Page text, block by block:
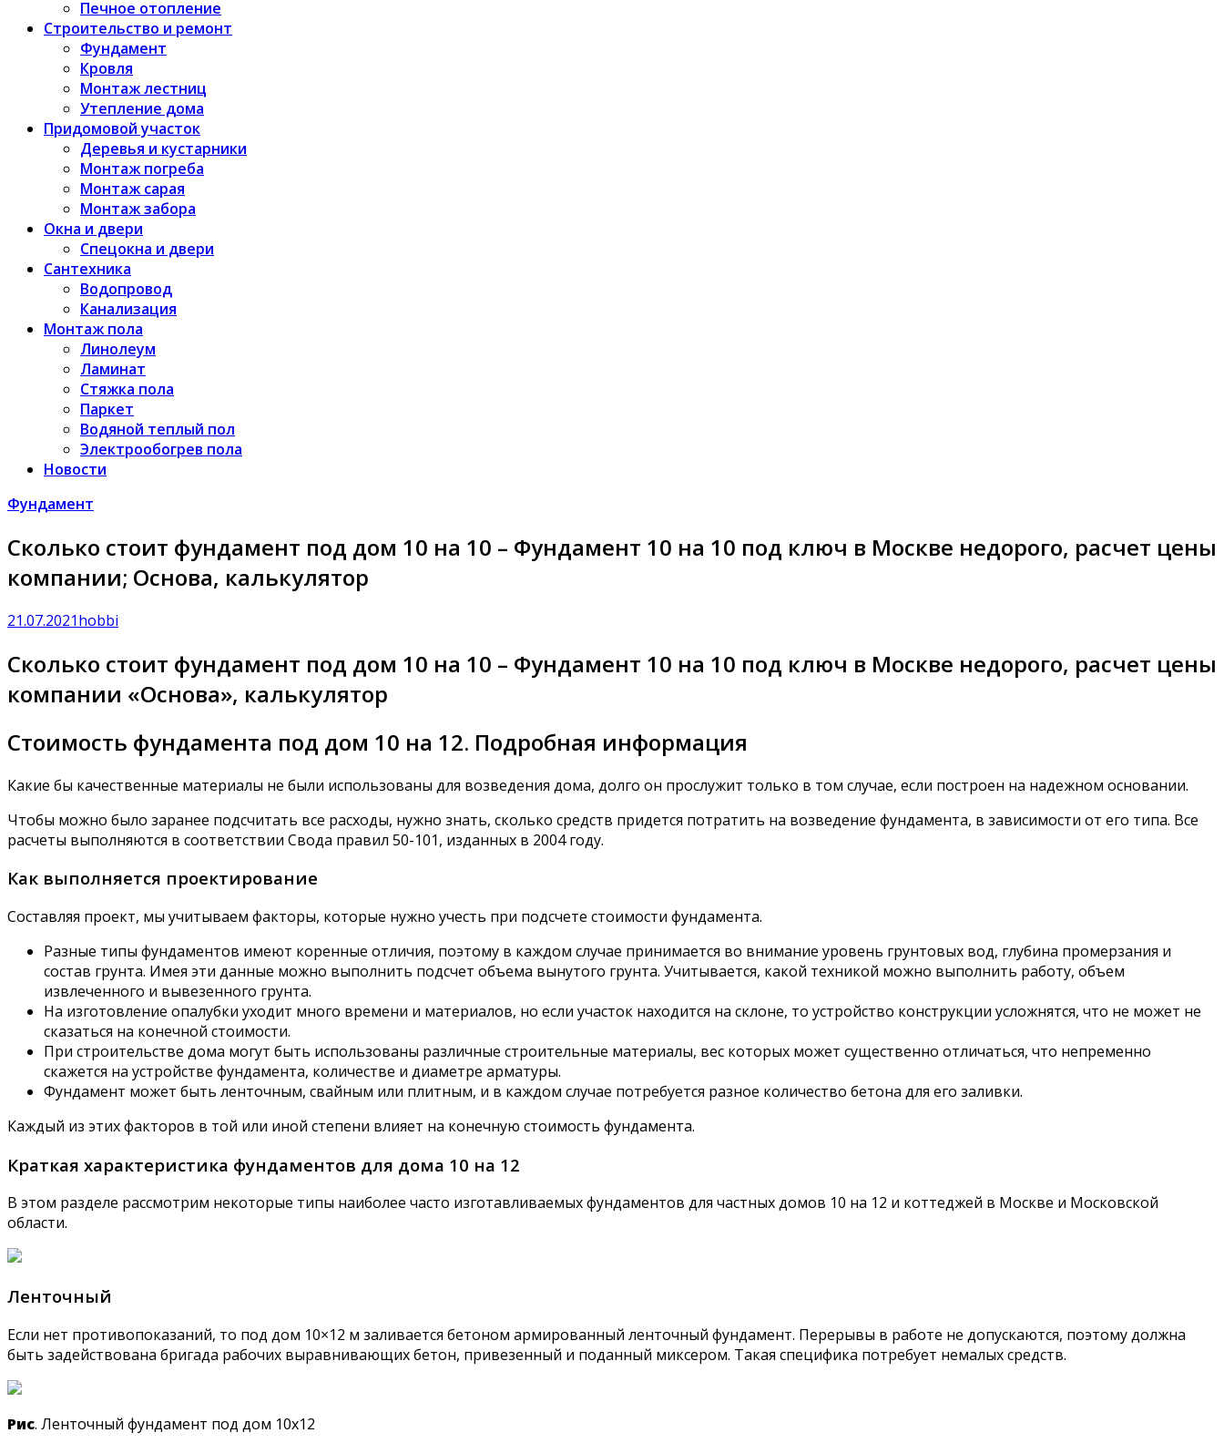
Печное отопление
Строительство и ремонт
Фундамент
Кровля
Монтаж лестниц
Утепление дома
Придомовой участок
Деревья и кустарники
Монтаж погреба
Монтаж сарая
Монтаж забора
Окна и двери
Спецокна и двери
Сантехника
Водопровод
Канализация
Монтаж пола
Линолеум
Ламинат
Стяжка пола
Паркет
Водяной теплый пол
Электрообогрев пола
Новости
Фундамент
Сколько стоит фундамент под дом 10 на 10 – Фундамент 10 на 10 под ключ в Москве недорого, расчет цены
компании; Основа, калькулятор
21.07.2021hobbi
Сколько стоит фундамент под дом 10 на 10 – Фундамент 10 на 10 под ключ в Москве недорого, расчет цены
компании «Основа», калькулятор
Стоимость фундамента под дом 10 на 12. Подробная информация
Какие бы качественные материалы не были использованы для возведения дома, долго он прослужит только в том случае, если построен на надежном основании.
Чтобы можно было заранее подсчитать все расходы, нужно знать, сколько средств придется потратить на возведение фундамента, в зависимости от его типа. Все
расчеты выполняются в соответствии Свода правил 50-101, изданных в 2004 году.
Как выполняется проектирование
Составляя проект, мы учитываем факторы, которые нужно учесть при подсчете стоимости фундамента.
Разные типы фундаментов имеют коренные отличия, поэтому в каждом случае принимается во внимание уровень грунтовых вод, глубина промерзания и
состав грунта. Имея эти данные можно выполнить подсчет объема вынутого грунта. Учитывается, какой техникой можно выполнить работу, объем
извлеченного и вывезенного грунта.
На изготовление опалубки уходит много времени и материалов, но если участок находится на склоне, то устройство конструкции усложнятся, что не может не
сказаться на конечной стоимости.
При строительстве дома могут быть использованы различные строительные материалы, вес которых может существенно отличаться, что непременно
скажется на устройстве фундамента, количестве и диаметре арматуры.
Фундамент может быть ленточным, свайным или плитным, и в каждом случае потребуется разное количество бетона для его заливки.
Каждый из этих факторов в той или иной степени влияет на конечную стоимость фундамента.
Краткая характеристика фундаментов для дома 10 на 12
В этом разделе рассмотрим некоторые типы наиболее часто изготавливаемых фундаментов для частных домов 10 на 12 и коттеджей в Москве и Московской
области.
Ленточный
Если нет противопоказаний, то под дом 10×12 м заливается бетоном армированный ленточный фундамент. Перерывы в работе не допускаются, поэтому должна
быть задействована бригада рабочих выравнивающих бетон, привезенный и поданный миксером. Такая специфика потребует немалых средств.
Рис. Ленточный фундамент под дом 10х12